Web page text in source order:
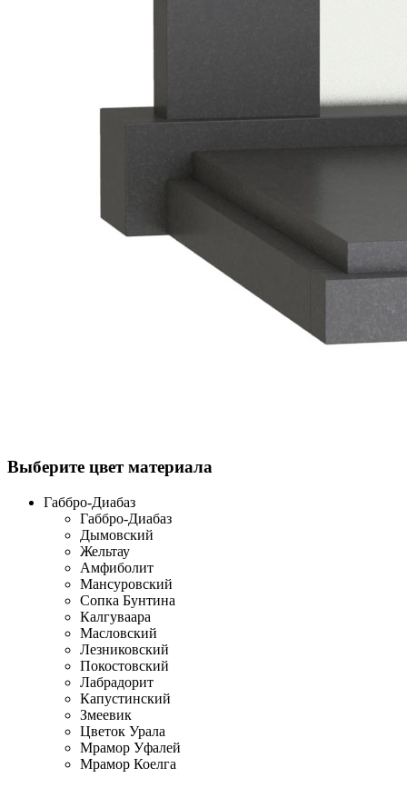
Выберите цвет материала
Габбро-Диабаз
Габбро-Диабаз
Дымовский
Жельтау
Амфиболит
Мансуровский
Сопка Бунтина
Калгуваара
Масловский
Лезниковский
Покостовский
Лабрадорит
Капустинский
Змеевик
Цветок Урала
Мрамор Уфалей
Мрамор Коелга